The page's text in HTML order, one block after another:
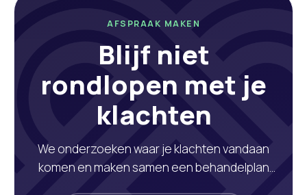
AFSPRAAK MAKEN
Blijf niet
rondlopen met je
klachten
We onderzoeken waar je klachten vandaan
komen en maken samen een behandelplan